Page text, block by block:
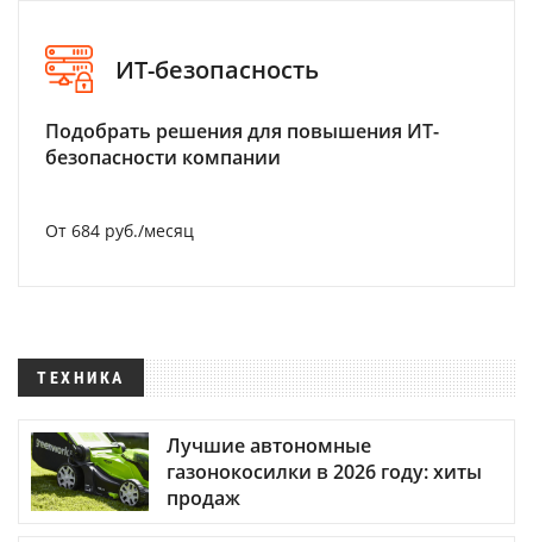
ИТ-безопасность
Подобрать решения для повышения ИТ-
безопасности компании
От 684 руб./месяц
ТЕХНИКА
Лучшие автономные
газонокосилки в 2026 году: хиты
продаж